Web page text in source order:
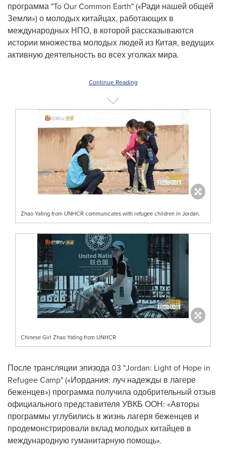
программа "To Our Common Earth" («Ради нашей общей
Земли») о молодых китайцах, работающих в
международных НПО, в которой рассказываются
истории множества молодых людей из Китая, ведущих
активную деятельность во всех уголках мира.
Continue Reading
Zhao Yating from UNHCR communicates with refugee children in Jordan.
Chinese Girl Zhao Yating from UNHCR
После трансляции эпизода 03 "Jordan: Light of Hope in
Refugee Camp" («Иордания: луч надежды в лагере
беженцев») программа получила одобрительный отзыв
официального представителя УВКБ ООН: «Авторы
программы углубились в жизнь лагеря беженцев и
продемонстрировали вклад молодых китайцев в
международную гуманитарную помощь».